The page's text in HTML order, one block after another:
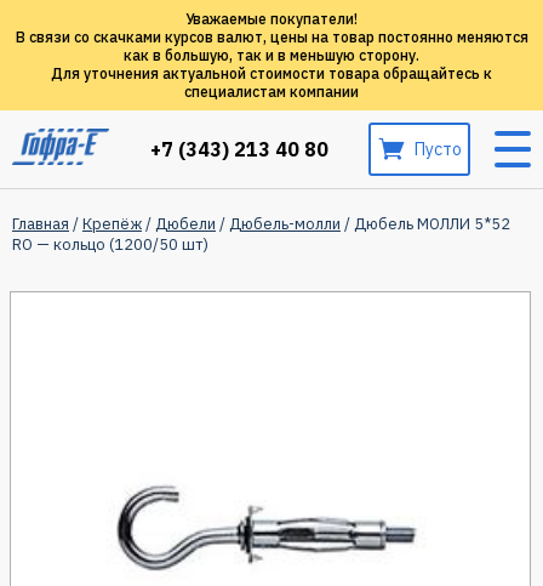
Уважаемые покупатели!
В связи со скачками курсов валют, цены на товар постоянно меняются
как в большую, так и в меньшую сторону.
Для уточнения актуальной стоимости товара обращайтесь к
специалистам компании
+7 (343) 213 40 80 Пусто
Главная /Крепёж/Дюбели /Дюбель-молли / Дюбель МОЛЛИ 5*52
RO — кольцо (1200/50 шт)